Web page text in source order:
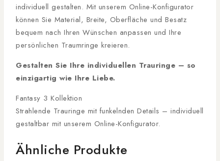
individuell gestalten. Mit unserem Online-Konfigurator
können Sie Material, Breite, Oberfläche und Besatz
bequem nach Ihren Wünschen anpassen und Ihre
persönlichen Traumringe kreieren.
Gestalten Sie Ihre individuellen Trauringe – so
einzigartig wie Ihre Liebe.
Fantasy 3 Kollektion
Strahlende Trauringe mit funkelnden Details – individuell
gestaltbar mit unserem Online-Konfigurator.
Ähnliche Produkte